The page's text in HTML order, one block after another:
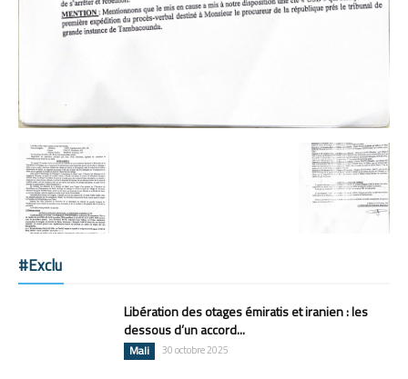
#Exclu
Libération des otages émiratis et iranien : les
dessous d’un accord...
Mali 30 octobre 2025